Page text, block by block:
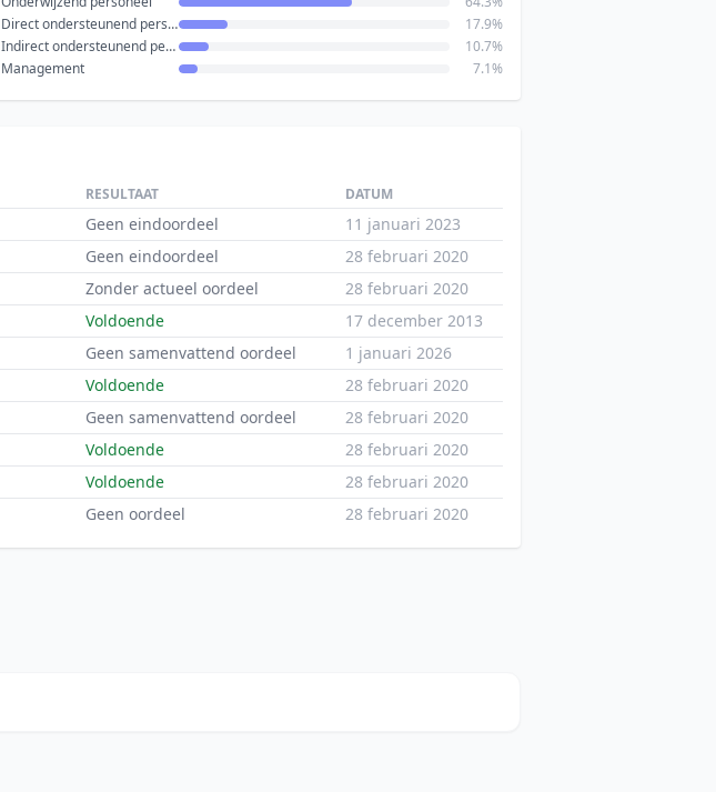
Direct ondersteunend personeel
17.9%
Indirect ondersteunend personeel
10.7%
Management
7.1%
RESULTAAT DATUM
Geen eindoordeel
11 januari 2023
Geen eindoordeel
28 februari 2020
Zonder actueel oordeel
28 februari 2020
Voldoende
17 december 2013
Geen samenvattend oordeel
1 januari 2026
Voldoende
28 februari 2020
Geen samenvattend oordeel
28 februari 2020
Voldoende
28 februari 2020
Voldoende
28 februari 2020
Geen oordeel 28 februari 2020